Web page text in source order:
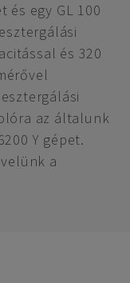
és egy GL 100
és 320
az általunk
Y gépet.
a